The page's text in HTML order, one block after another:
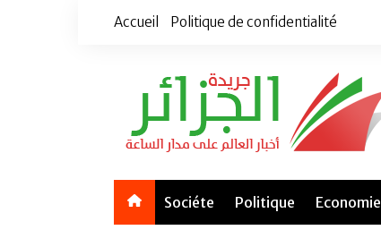
Accueil Politique de confidentialité
Sociéte Politique Economie